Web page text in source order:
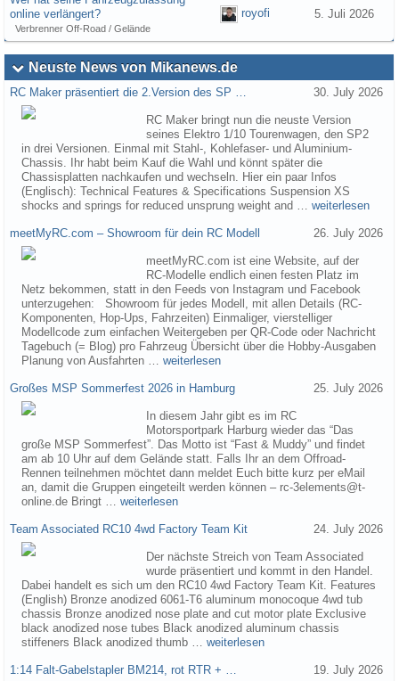
online verlängert?
Verbrenner Off-Road / Gelände
royofi 5. Juli 2026
Neuste News von Mikanews.de
RC Maker präsentiert die 2.Version des SP … 30. July 2026
RC Maker bringt nun die neuste Version
seines Elektro 1/10 Tourenwagen, den SP2
in drei Versionen. Einmal mit Stahl-, Kohlefaser- und Aluminium-
Chassis. Ihr habt beim Kauf die Wahl und könnt später die
Chassisplatten nachkaufen und wechseln. Hier ein paar Infos
(Englisch): Technical Features & Specifications Suspension XS
shocks and springs for reduced unsprung weight and … weiterlesen
meetMyRC.com – Showroom für dein RC Modell 26. July 2026
meetMyRC.com ist eine Website, auf der
RC-Modelle endlich einen festen Platz im
Netz bekommen, statt in den Feeds von Instagram und Facebook
unterzugehen: Showroom für jedes Modell, mit allen Details (RC-
Komponenten, Hop-Ups, Fahrzeiten) Einmaliger, vierstelliger
Modellcode zum einfachen Weitergeben per QR-Code oder Nachricht
Tagebuch (= Blog) pro Fahrzeug Übersicht über die Hobby-Ausgaben
Planung von Ausfahrten … weiterlesen
Großes MSP Sommerfest 2026 in Hamburg 25. July 2026
In diesem Jahr gibt es im RC
Motorsportpark Harburg wieder das “Das
große MSP Sommerfest”. Das Motto ist “Fast & Muddy” und findet
am ab 10 Uhr auf dem Gelände statt. Falls Ihr an dem Offroad-
Rennen teilnehmen möchtet dann meldet Euch bitte kurz per eMail
an, damit die Gruppen eingeteilt werden können – rc-3elements@t-
online.de Bringt … weiterlesen
Team Associated RC10 4wd Factory Team Kit 24. July 2026
Der nächste Streich von Team Associated
wurde präsentiert und kommt in den Handel.
Dabei handelt es sich um den RC10 4wd Factory Team Kit. Features
(English) Bronze anodized 6061-T6 aluminum monocoque 4wd tub
chassis Bronze anodized nose plate and cut motor plate Exclusive
black anodized nose tubes Black anodized aluminum chassis
stiffeners Black anodized thumb … weiterlesen
1:14 Falt-Gabelstapler BM214, rot RTR + … 19. July 2026